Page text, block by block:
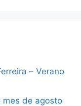
– Verano
mes de agosto